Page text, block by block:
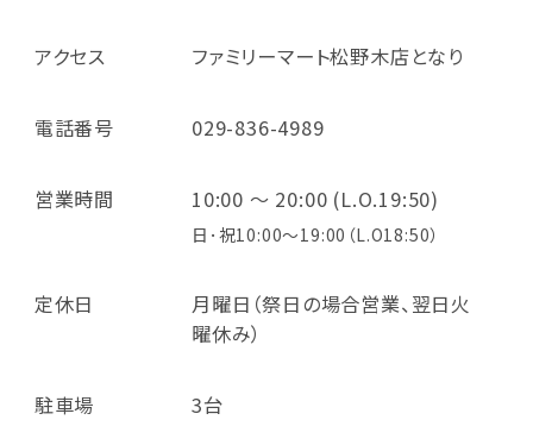
アクセス ファミリーマート松野木店となり
電話番号 029-836-4989
営業時間 10:00 ～ 20:00 (L.O.19:50)
日･祝10:00～19:00（L.O18:50）
定休日
月曜日（祭日の場合営業、翌日火
曜休み）
駐車場 3台